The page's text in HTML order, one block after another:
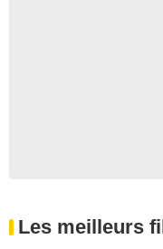
Les meilleurs